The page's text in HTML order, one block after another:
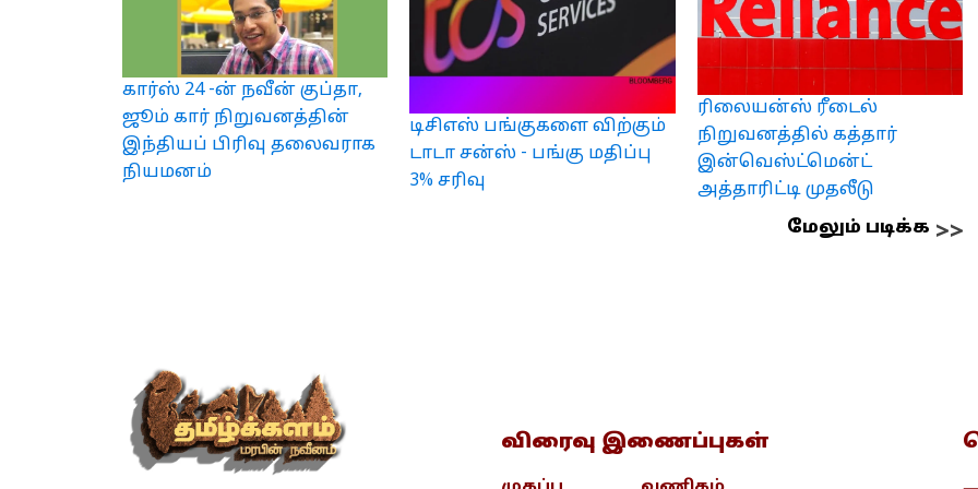
கார்ஸ் 24 -ன் நவீன் குப்தா,
ஜூம் கார் நிறுவனத்தின்
இந்தியப் பிரிவு தலைவராக
நியமனம்
டிசிஎஸ் பங்குகளை விற்கும்
டாடா சன்ஸ் - பங்கு மதிப்பு
3% சரிவு
ரிலையன்ஸ் ரீடைல்
நிறுவனத்தில் கத்தார்
இன்வெஸ்ட்மென்ட்
அத்தாரிட்டி முதலீடு
மேலும் படிக்க
விரைவு இணைப்புகள்